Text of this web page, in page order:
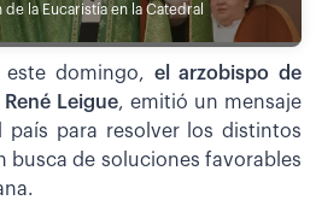
la Eucaristía en la Catedral
este domingo, el arzobispo de
Leigue, emitió un mensaje
país para resolver los distintos
busca de soluciones favorables